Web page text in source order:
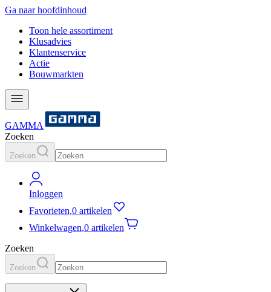
Ga naar hoofdinhoud
Toon hele assortiment
Klusadvies
Klantenservice
Actie
Bouwmarkten
GAMMA
Zoeken
Zoeken
Inloggen
Favorieten,0 artikelen
Winkelwagen,0 artikelen
Zoeken
Zoeken